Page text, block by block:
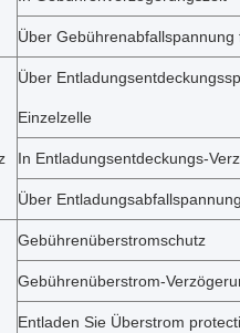
Über Gebührenabfallspannung
Über
Einzelzelle
In Entladungsentdeckungs-
Über
Gebührenüberstromschutz
Gebührenüberstrom-
Entladen Sie Überstrom